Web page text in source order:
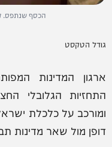
הכסף שנתפס.
גודל הטקסט
התחזיות הגלובלי
ומורכב על כלכלת
דופן מול שאר מדינות